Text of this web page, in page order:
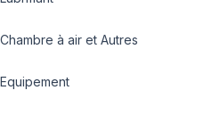
Chambre à air et Autres
Equipement